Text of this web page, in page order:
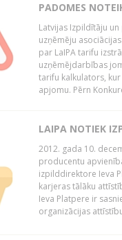
PADOMES
Latvijas Izpildītāju
uzņēmēju
par LaIPA tarifu
uzņēmējdarbības
tarifu kalkulators,
apjomu. Pērn
LAIPA NOTIEK
2012. gada 10.
producentu
izpilddirektore Ieva
karjeras tālāku
Ieva Platpere ir
organizācijas